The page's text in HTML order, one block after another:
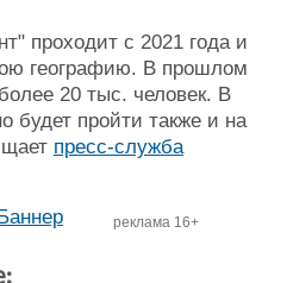
проходит с 2021 года и
географию. В прошлом
20 тыс. человек. В
будет пройти также и на
пресс-служба
реклама 16+